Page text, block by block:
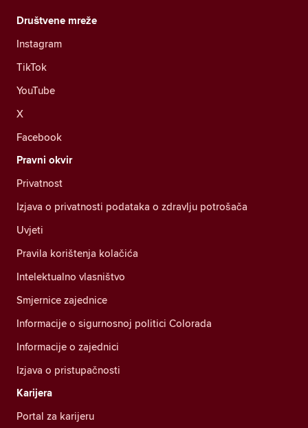
Društvene mreže
Instagram
TikTok
YouTube
X
Facebook
Pravni okvir
Privatnost
Izjava o privatnosti podataka o zdravlju potrošača
Uvjeti
Pravila korištenja kolačića
Intelektualno vlasništvo
Smjernice zajednice
Informacije o sigurnosnoj politici Colorada
Informacije o zajednici
Izjava o pristupačnosti
Karijera
Portal za karijeru